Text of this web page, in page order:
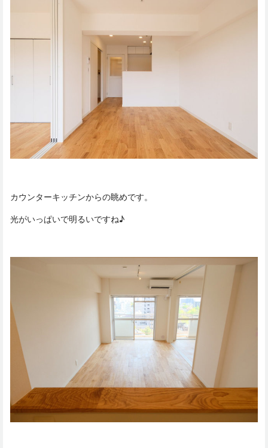
カウンターキッチンからの眺めです。
光がいっぱいで明るいですね♪